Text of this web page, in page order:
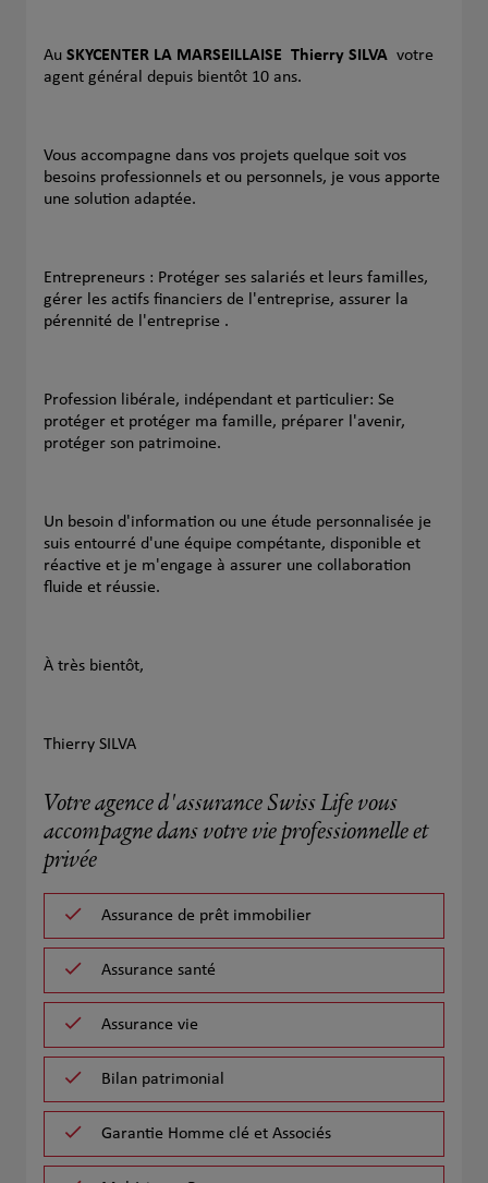
Au SKYCENTER LA MARSEILLAISE Thierry SILVA votre
agent général depuis bientôt 10 ans.
Vous accompagne dans vos projets quelque soit vos
besoins professionnels et ou personnels, je vous apporte
une solution adaptée.
Entrepreneurs : Protéger ses salariés et leurs familles,
gérer les actifs financiers de l'entreprise, assurer la
pérennité de l'entreprise .
Profession libérale, indépendant et particulier: Se
protéger et protéger ma famille, préparer l'avenir,
protéger son patrimoine.
Un besoin d'information ou une étude personnalisée je
suis entourré d'une équipe compétante, disponible et
réactive et je m'engage à assurer une collaboration
fluide et réussie.
À très bientôt,
Thierry SILVA
Votre agence d'assurance Swiss Life vous
accompagne dans votre vie professionnelle et
privée
Assurance de prêt immobilier
Assurance santé
Assurance vie
Bilan patrimonial
Garantie Homme clé et Associés